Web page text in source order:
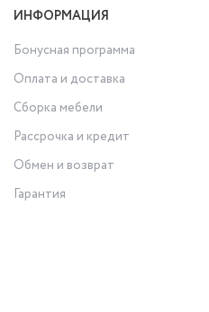
ИНФОРМАЦИЯ
Бонусная программа
Оплата и доставка
Сборка мебели
Рассрочка и кредит
Обмен и возврат
Гарантия